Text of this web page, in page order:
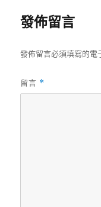
發佈留言
發佈留言必須填寫的電
留言 *